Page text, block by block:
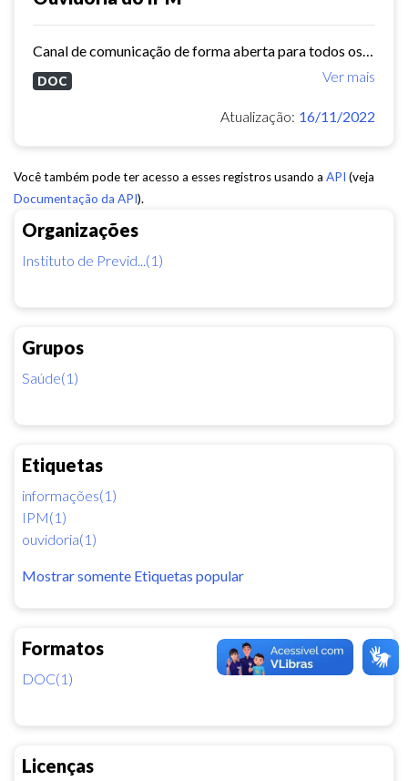
Organizações
Instituto de Previd...(1)
Grupos
Saúde(1)
Etiquetas
informações(1)
IPM(1)
ouvidoria(1)
Mostrar somente Etiquetas popular
Formatos
DOC(1)
Licenças
Ver mais
DOC
Atualização: 16/11/2022
Você também pode ter acesso a esses registros usando a API (veja
Documentação da API).